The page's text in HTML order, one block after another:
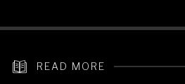
READ MORE